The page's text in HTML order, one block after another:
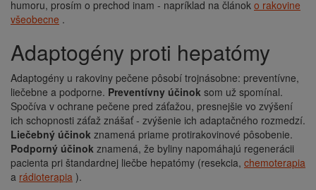
humoru, prosím o prechod inam - napríklad na článok o rakovine
všeobecne .
Adaptogény proti hepatómy
Adaptogény u rakoviny pečene pôsobí trojnásobne: preventívne,
liečebne a podporne. Preventívny účinok som už spomínal.
Spočíva v ochrane pečene pred záťažou, presnejšie vo zvýšení
ich schopnosti záťaž znášať - zvýšenie ich adaptačného rozmedzí.
Liečebný účinok znamená priame protirakovinové pôsobenie.
Podporný účinok znamená, že byliny napomáhajú regenerácii
pacienta pri štandardnej liečbe hepatómy (resekcia, chemoterapia
a rádioterapia ).